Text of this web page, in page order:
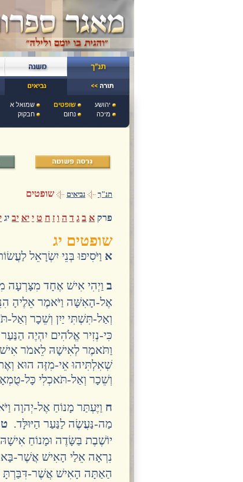
יהושע שופטים שמואל א
מיכה
נחום חבקוק
תנ"ך נביאים שופטים
פרק א ב ג ד ה ו ז ח ט י יא יב יג
שופטים יג
א וַיֹּסִיפוּ בְּנֵי יִשְׂרָאֵל
ב וַיְהִי אִישׁ אֶחָד מִצָּרְעָה
אֶל-הָאִשָּׁה וַיֹּאמֶר אֵלֶיהָ
וְאַל-תִּשְׁתִּי יַיִן וְשֵׁכָר
כִּי-נְזִיר אֱלֹהִים יִהְיֶה
וַתֹּאמֶר לְאִישָׁהּ לֵאמֹר
שְׁאִלְתִּיהוּ אֵי-מִזֶּה הוּא
וְשֵׁכָר וְאַל-תֹּאכְלִי כָּל-
ח וַיֶּעְתַּר מָנוֹחַ אֶל-יְהוָה
מַה-נַּעֲשֶׂה לַנַּעַר הַיּוּלָּד. ט
יוֹשֶׁבֶת בַּשָּׂדֶה וּמָנוֹחַ
נִרְאָה אֵלַי הָאִישׁ אֲשֶׁר-בָּא
הַאַתָּה הָאִישׁ אֲשֶׁר-דִּבַּרְתָּ